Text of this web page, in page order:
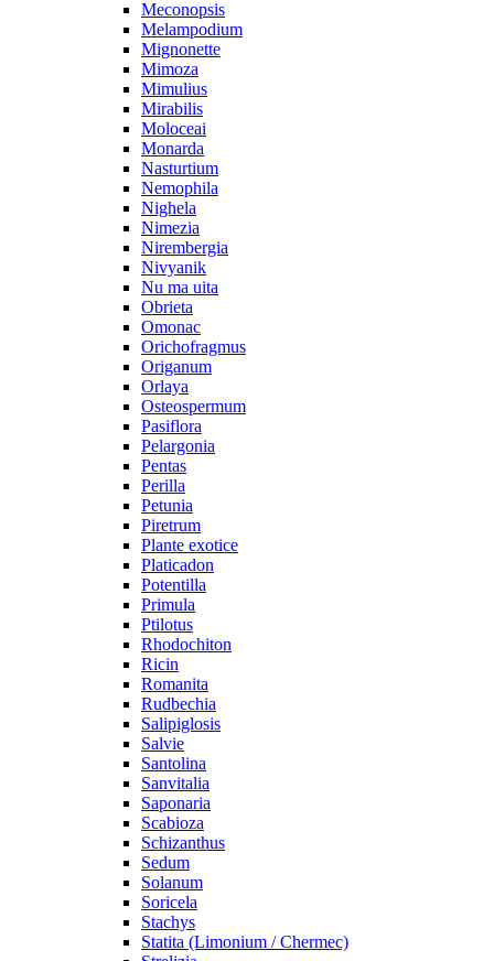
Meconopsis
Melampodium
Mignonette
Mimoza
Mimulius
Mirabilis
Moloceai
Monarda
Nasturtium
Nemophila
Nighela
Nimezia
Nirembergia
Nivyanik
Nu ma uita
Obrieta
Omonac
Orichofragmus
Origanum
Orlaya
Osteospermum
Pasiflora
Pelargonia
Pentas
Perilla
Petunia
Piretrum
Plante exotice
Platicadon
Potentilla
Primula
Ptilotus
Rhodochiton
Ricin
Romanita
Rudbechia
Salipiglosis
Salvie
Santolina
Sanvitalia
Saponaria
Scabioza
Schizanthus
Sedum
Solanum
Soricela
Stachys
Statita (Limonium / Chermec)